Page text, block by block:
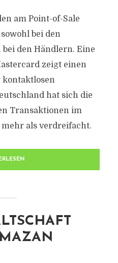
am Point-of-Sale
bei den
den Händlern. Eine
zeigt einen
kontaktlosen
hat sich die
Transaktionen im
als verdreifacht.